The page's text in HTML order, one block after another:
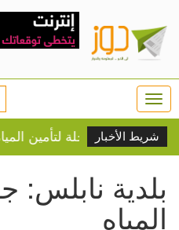
شريط الأخبار
لتأمين المياه لأكثر من 40 ألف مواطن
بلدية نابلس:
المياه